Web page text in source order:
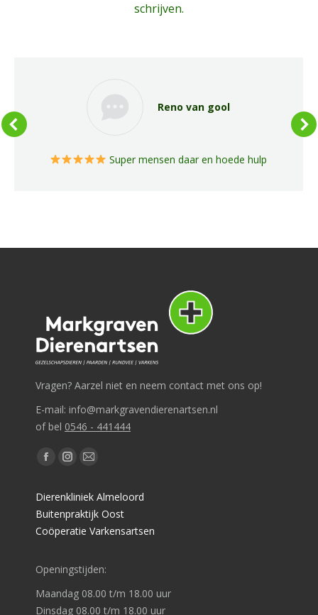
schrijven.
Reno van gool
Super mensen daar en hoede hulp
Vragen? Aarzel niet en neem contact met ons op!
E-mail: info@markgravendierenartsen.nl
of bel 0546 - 441444
Vind ons op:
Facebook
opens
in
new
Instagram
opens
in
new
Mail
opens
in
new
Dierenkliniek Almeloord
Buitenpraktijk Oost
Coöperatie Varkensartsen
Openingstijden:
Maandag 08.00 t/m 18.00 uur
Dinsdag 08.00 t/m 18.00 uur